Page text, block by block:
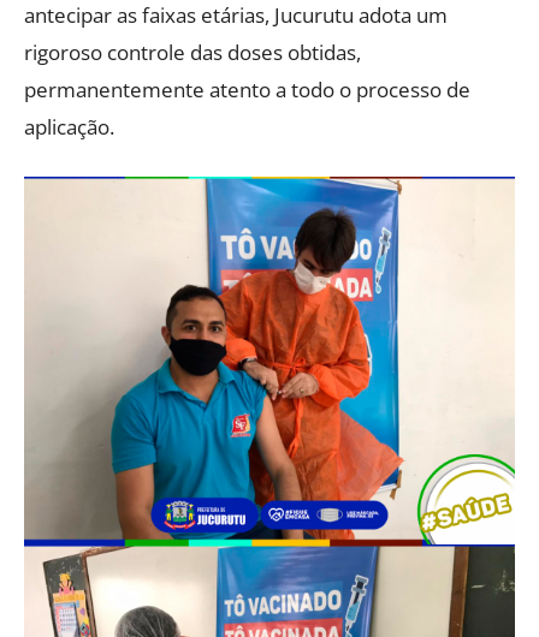
antecipar as faixas etárias, Jucurutu adota um
rigoroso controle das doses obtidas,
permanentemente atento a todo o processo de
aplicação.